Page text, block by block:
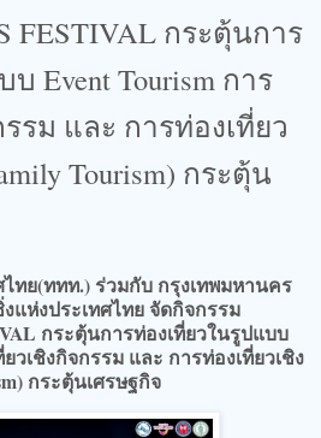
FESTIVAL กระตุ้นการ
Event Tourism การ
รม และ การท่องเที่ยว
Tourism) กระตุ้น
ไทย(ททท.) ร่วมกับ กรุงเทพมหานคร
ห่งประเทศไทย จัดกิจกรรม
กระตุ้นการท่องเที่ยวในรูปแบบ
วเชิงกิจกรรม และ การท่องเที่ยวเชิง
กระตุ้นเศรษฐกิจ